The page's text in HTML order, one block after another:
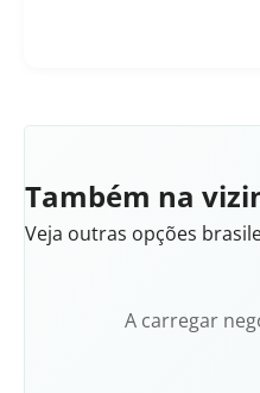
Também na
Veja outras opções
A carregar